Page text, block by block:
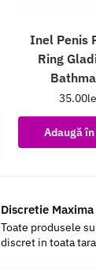
Inel Penis
Ring
35.00
Adaugă
Discretie Maxima
Toate produsele
discret in toata tara